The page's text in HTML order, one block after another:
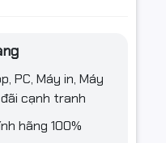
PC, Máy in, Máy
cạnh tranh
hãng 100%